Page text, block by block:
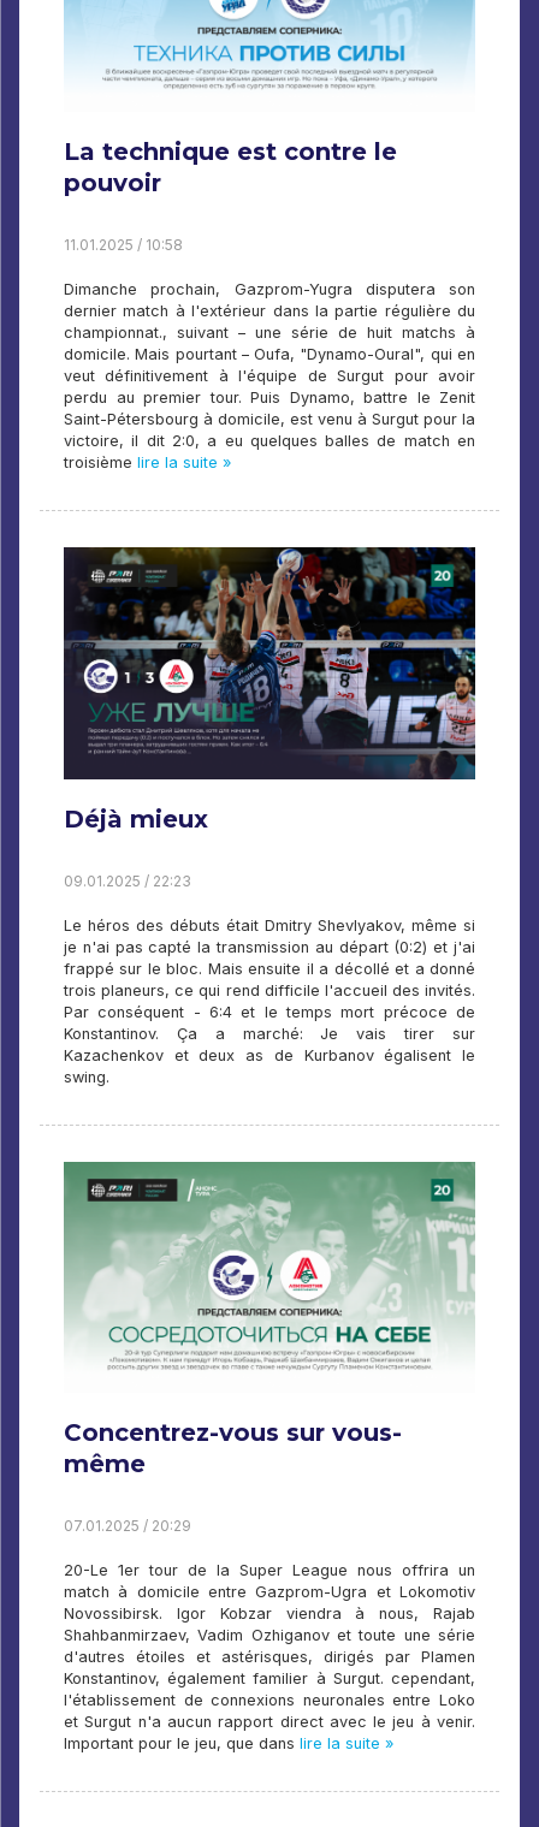
La technique est contre le
pouvoir
11.01.2025 / 10:58
Dimanche prochain, Gazprom-Yugra disputera son
dernier match à l'extérieur dans la partie régulière du
championnat., suivant – une série de huit matchs à
domicile. Mais pourtant – Oufa, "Dynamo-Oural", qui en
veut définitivement à l'équipe de Surgut pour avoir
perdu au premier tour. Puis Dynamo, battre le Zenit
Saint-Pétersbourg à domicile, est venu à Surgut pour la
victoire, il dit 2:0, a eu quelques balles de match en
troisième lire la suite »
Déjà mieux
09.01.2025 / 22:23
Le héros des débuts était Dmitry Shevlyakov, même si
je n'ai pas capté la transmission au départ (0:2) et j'ai
frappé sur le bloc. Mais ensuite il a décollé et a donné
trois planeurs, ce qui rend difficile l'accueil des invités.
Par conséquent - 6:4 et le temps mort précoce de
Konstantinov. Ça a marché: Je vais tirer sur
Kazachenkov et deux as de Kurbanov égalisent le
swing.
Concentrez-vous sur vous-
même
07.01.2025 / 20:29
20-Le 1er tour de la Super League nous offrira un
match à domicile entre Gazprom-Ugra et Lokomotiv
Novossibirsk. Igor Kobzar viendra à nous, Rajab
Shahbanmirzaev, Vadim Ozhiganov et toute une série
d'autres étoiles et astérisques, dirigés par Plamen
Konstantinov, également familier à Surgut. cependant,
l'établissement de connexions neuronales entre Loko
et Surgut n'a aucun rapport direct avec le jeu à venir.
Important pour le jeu, que dans lire la suite »